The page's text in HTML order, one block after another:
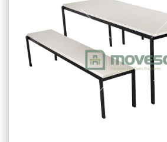
desengraxante. Pintura
ELETROSTÁTICO em
de cura em estufa a 220°C.
Assento(2000x350mm)
de espessura revestido
melamínico de 0,8mm de
Acabamento das bordas